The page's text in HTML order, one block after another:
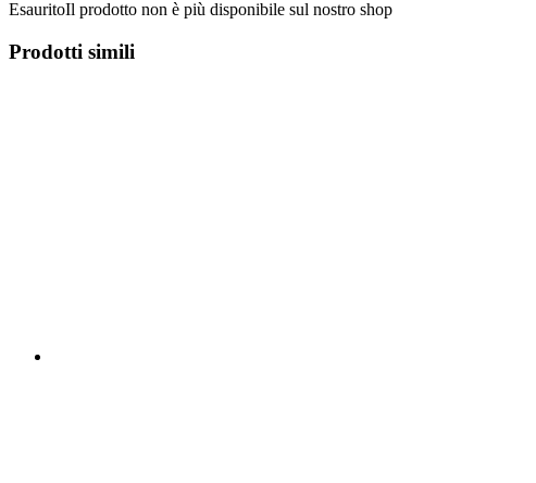
EsauritoIl prodotto non è più disponibile sul nostro shop
Prodotti simili